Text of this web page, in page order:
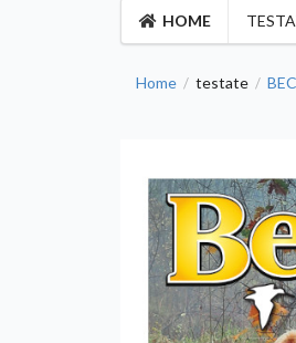
HOME
Home / testate /